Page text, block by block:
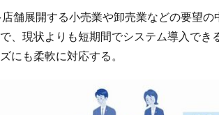
店舗展開する小売業や卸売業などの要望
、現状よりも短期間でシステム導入でき
にも柔軟に対応する。